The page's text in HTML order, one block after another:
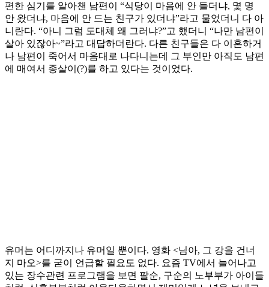
편한 심기를 알아챈 남편이 “식당이 마음에 안 들더냐, 몇 명
안 왔더냐, 마음에 안 드는 친구가 있더냐”라고 물었더니 다 아
니란다. “아니 그럼 도대체 왜 그러냐?”고 했더니 “나만 남편이
살아 있잖아~”라고 대답하더란다. 다른 친구들은 다 이혼하거
나 남편이 죽어서 마음대로 나다니는데 그 부인만 아직도 남편
에 매여서 종살이(?)를 하고 있다는 것이었다.
유머는 어디까지나 유머일 뿐이다. 영화 <님아, 그 강을 건너
지 마오>를 굳이 언급할 필요도 없다. 요즘 TV에서 늘어나고
있는 장수관련 프로그램을 보면 팔순, 구순의 노부부가 아이들